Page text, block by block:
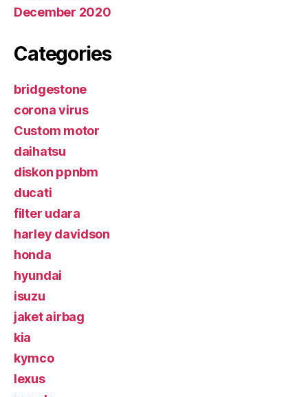
December 2020
Categories
bridgestone
corona virus
Custom motor
daihatsu
diskon ppnbm
ducati
filter udara
harley davidson
honda
hyundai
isuzu
jaket airbag
kia
kymco
lexus